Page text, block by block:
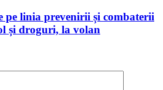
pe linia prevenirii și combaterii
și droguri, la volan